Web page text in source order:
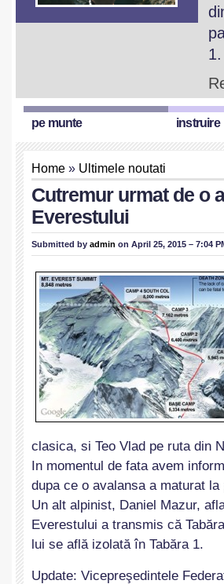
pe munte instruire
Home » Ultimele noutati
Cutremur urmat de o
Everestului
Submitted by admin on April 25, 2015 – 7:04
clasica, si Teo Vlad pe ruta din
In momentul de fata avem
dupa ce o avalansa a maturat
Un alt alpinist, Daniel Mazur,
Everestului a transmis că
lui se află izolată în Tabăra 1.
Update: Vicepreşedintele